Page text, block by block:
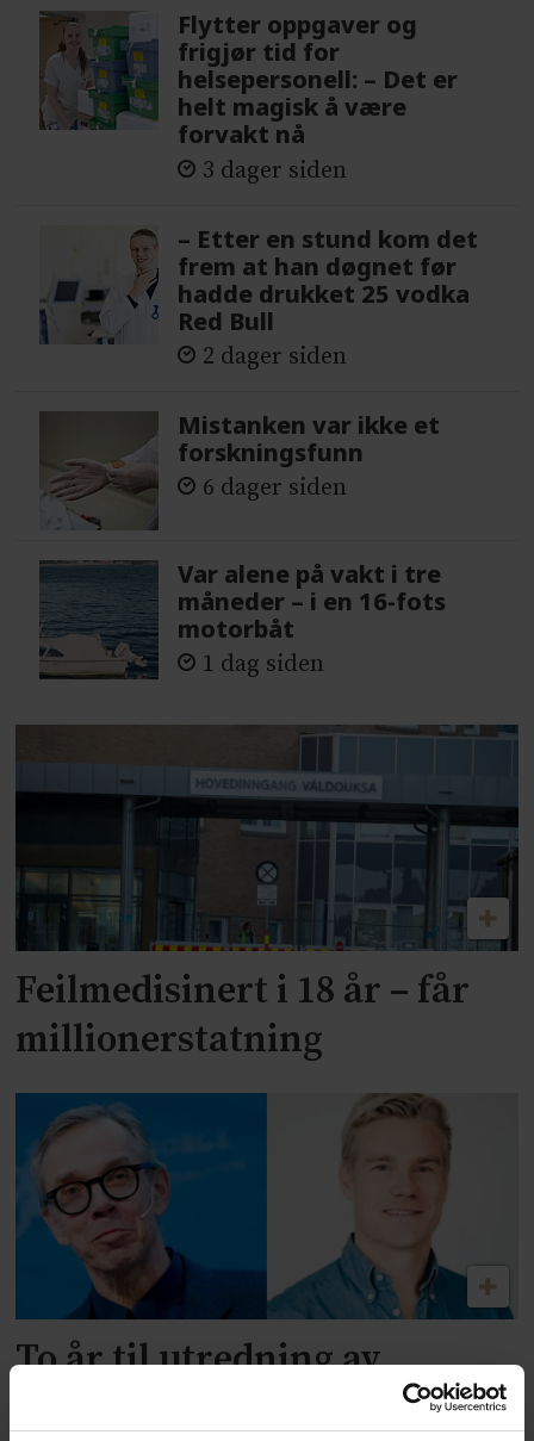
Flytter oppgaver og
frigjør tid for
helsepersonell: – Det er
helt magisk å være
forvakt nå
3 dager siden
– Etter en stund kom det
frem at han døgnet før
hadde drukket 25 vodka
Red Bull
2 dager siden
Mistanken var ikke et
forskningsfunn
6 dager siden
Var alene på vakt i tre
måneder – i en 16-fots
motorbåt
1 dag siden
Feilmedisinert i 18 år – får
millionerstatning
To år til utredning av
alternativkostnad skal være